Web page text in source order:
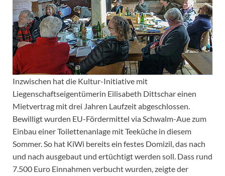
Inzwischen hat die Kultur-Initiative mit
Liegenschaftseigentümerin Eilisabeth Dittschar einen
Mietvertrag mit drei Jahren Laufzeit abgeschlossen.
Bewilligt wurden EU-Fördermittel via Schwalm-Aue zum
Einbau einer Toilettenanlage mit Teeküche in diesem
Sommer. So hat KiWi bereits ein festes Domizil, das nach
und nach ausgebaut und ertüchtigt werden soll. Dass rund
7.500 Euro Einnahmen verbucht wurden, zeigte der